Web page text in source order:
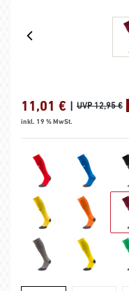
11,01 € | UVP 12,95 €
inkl. 19 % MwSt.